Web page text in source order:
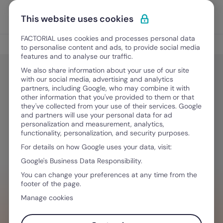
Vai al contenuto
Scopri Factorial
Digitalizzazione HR
Digitalizzazione HR
Alternative a TeamSystem: come
trovare la migliore
8 Aprile, 2026 ·8 minuti di lettura
VUOI SEMPLIFICARE IL TUO FLUSSO DI
LAVORO?
This website uses cookies
FACTORIAL uses cookies and processes personal data
to personalise content and ads, to provide social media
features and to analyse our traffic.
We also share information about your use of our site
with our social media, advertising and analytics
partners, including Google, who may combine it with
other information that you've provided to them or that
they've collected from your use of their services. Google
and partners will use your personal data for ad
personalization and measurement, analytics,
functionality, personalization, and security purposes.
For details on how Google uses your data, visit:
Google's Business Data Responsibility.
You can change your preferences at any time from the
footer of the page.
Manage cookies